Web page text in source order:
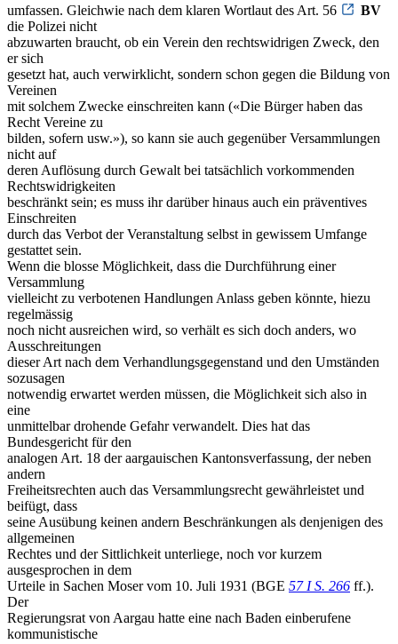
umfassen. Gleichwie nach dem klaren Wortlaut des Art. 56
BV
die Polizei nicht
abzuwarten braucht, ob ein Verein den rechtswidrigen Zweck, den
er sich
gesetzt hat, auch verwirklicht, sondern schon gegen die Bildung von
Vereinen
mit solchem Zwecke einschreiten kann («Die Bürger haben das
Recht Vereine zu
bilden, sofern usw.»), so kann sie auch gegenüber Versammlungen
nicht auf
deren Auflösung durch Gewalt bei tatsächlich vorkommenden
Rechtswidrigkeiten
beschränkt sein; es muss ihr darüber hinaus auch ein präventives
Einschreiten
durch das Verbot der Veranstaltung selbst in gewissem Umfange
gestattet sein.
Wenn die blosse Möglichkeit, dass die Durchführung einer
Versammlung
vielleicht zu verbotenen Handlungen Anlass geben könnte, hiezu
regelmässig
noch nicht ausreichen wird, so verhält es sich doch anders, wo
Ausschreitungen
dieser Art nach dem Verhandlungsgegenstand und den Umständen
sozusagen
notwendig erwartet werden müssen, die Möglichkeit sich also in
eine
unmittelbar drohende Gefahr verwandelt. Dies hat das
Bundesgericht für den
analogen Art. 18 der aargauischen Kantonsverfassung, der neben
andern
Freiheitsrechten auch das Versammlungsrecht gewährleistet und
beifügt, dass
seine Ausübung keinen andern Beschränkungen als denjenigen des
allgemeinen
Rechtes und der Sittlichkeit unterliege, noch vor kurzem
ausgesprochen in dem
Urteile in Sachen Moser vom 10. Juli 1931 (BGE 57 I S. 266 ff.).
Der
Regierungsrat von Aargau hatte eine nach Baden einberufene
kommunistische